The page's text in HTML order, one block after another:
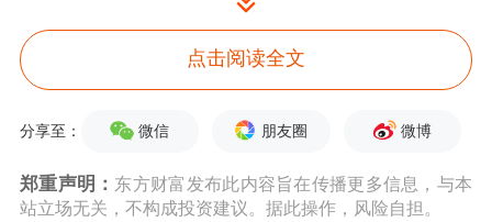
的展开，多艘油轮在接近霍尔木兹海峡
时已改变航向。
特朗普称与伊朗会谈“可能未来两天
内”在巴基斯坦举行
点击阅读全文
分享至： 微信 朋友圈 微博
郑重声明： 东方财富发布此内容旨在传播更多信息，与本
站立场无关，不构成投资建议。据此操作，风险自担。